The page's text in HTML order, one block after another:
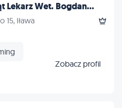
Lekarz Wet. Bogdan...
15, Iława
Zobacz profil